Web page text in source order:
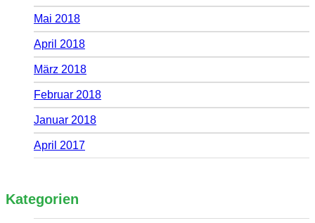
Mai 2018
April 2018
März 2018
Februar 2018
Januar 2018
April 2017
Kategorien